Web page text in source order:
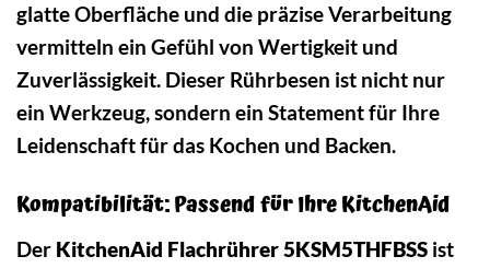
glatte Oberfläche und die präzise Verarbeitung
vermitteln ein Gefühl von Wertigkeit und
Zuverlässigkeit. Dieser Rührbesen ist nicht nur
ein Werkzeug, sondern ein Statement für Ihre
Leidenschaft für das Kochen und Backen.
Kompatibilität: Passend für Ihre KitchenAid
Der KitchenAid Flachrührer 5KSM5THFBSS ist